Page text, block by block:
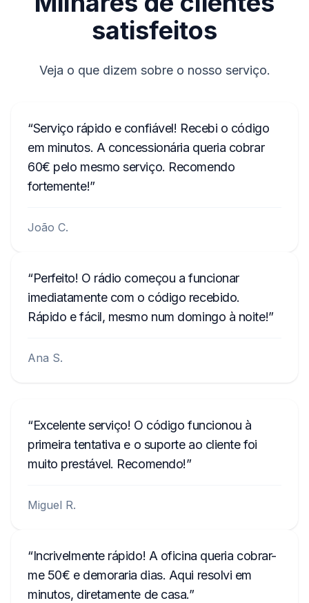
TVPQN14640E50V
T00AM2221T0368
T19QN202213382
6802BD061074902
T0012010272666
TQN1882123EA
W629
próxima etapa.
satisfeitos
Veja o que dizem sobre o nosso serviço.
Serviço rápido e confiável! Recebi o código
em minutos. A concessionária queria cobrar
60€ pelo mesmo serviço. Recomendo
fortemente!
João C.
Perfeito! O rádio começou a funcionar
imediatamente com o código recebido.
Rápido e fácil, mesmo num domingo à noite!
Ana S.
Excelente serviço! O código funcionou à
primeira tentativa e o suporte ao cliente foi
muito prestável. Recomendo!
Miguel R.
Incrivelmente rápido! A oficina queria cobrar-
me 50€ e demoraria dias. Aqui resolvi em
minutos, diretamente de casa.